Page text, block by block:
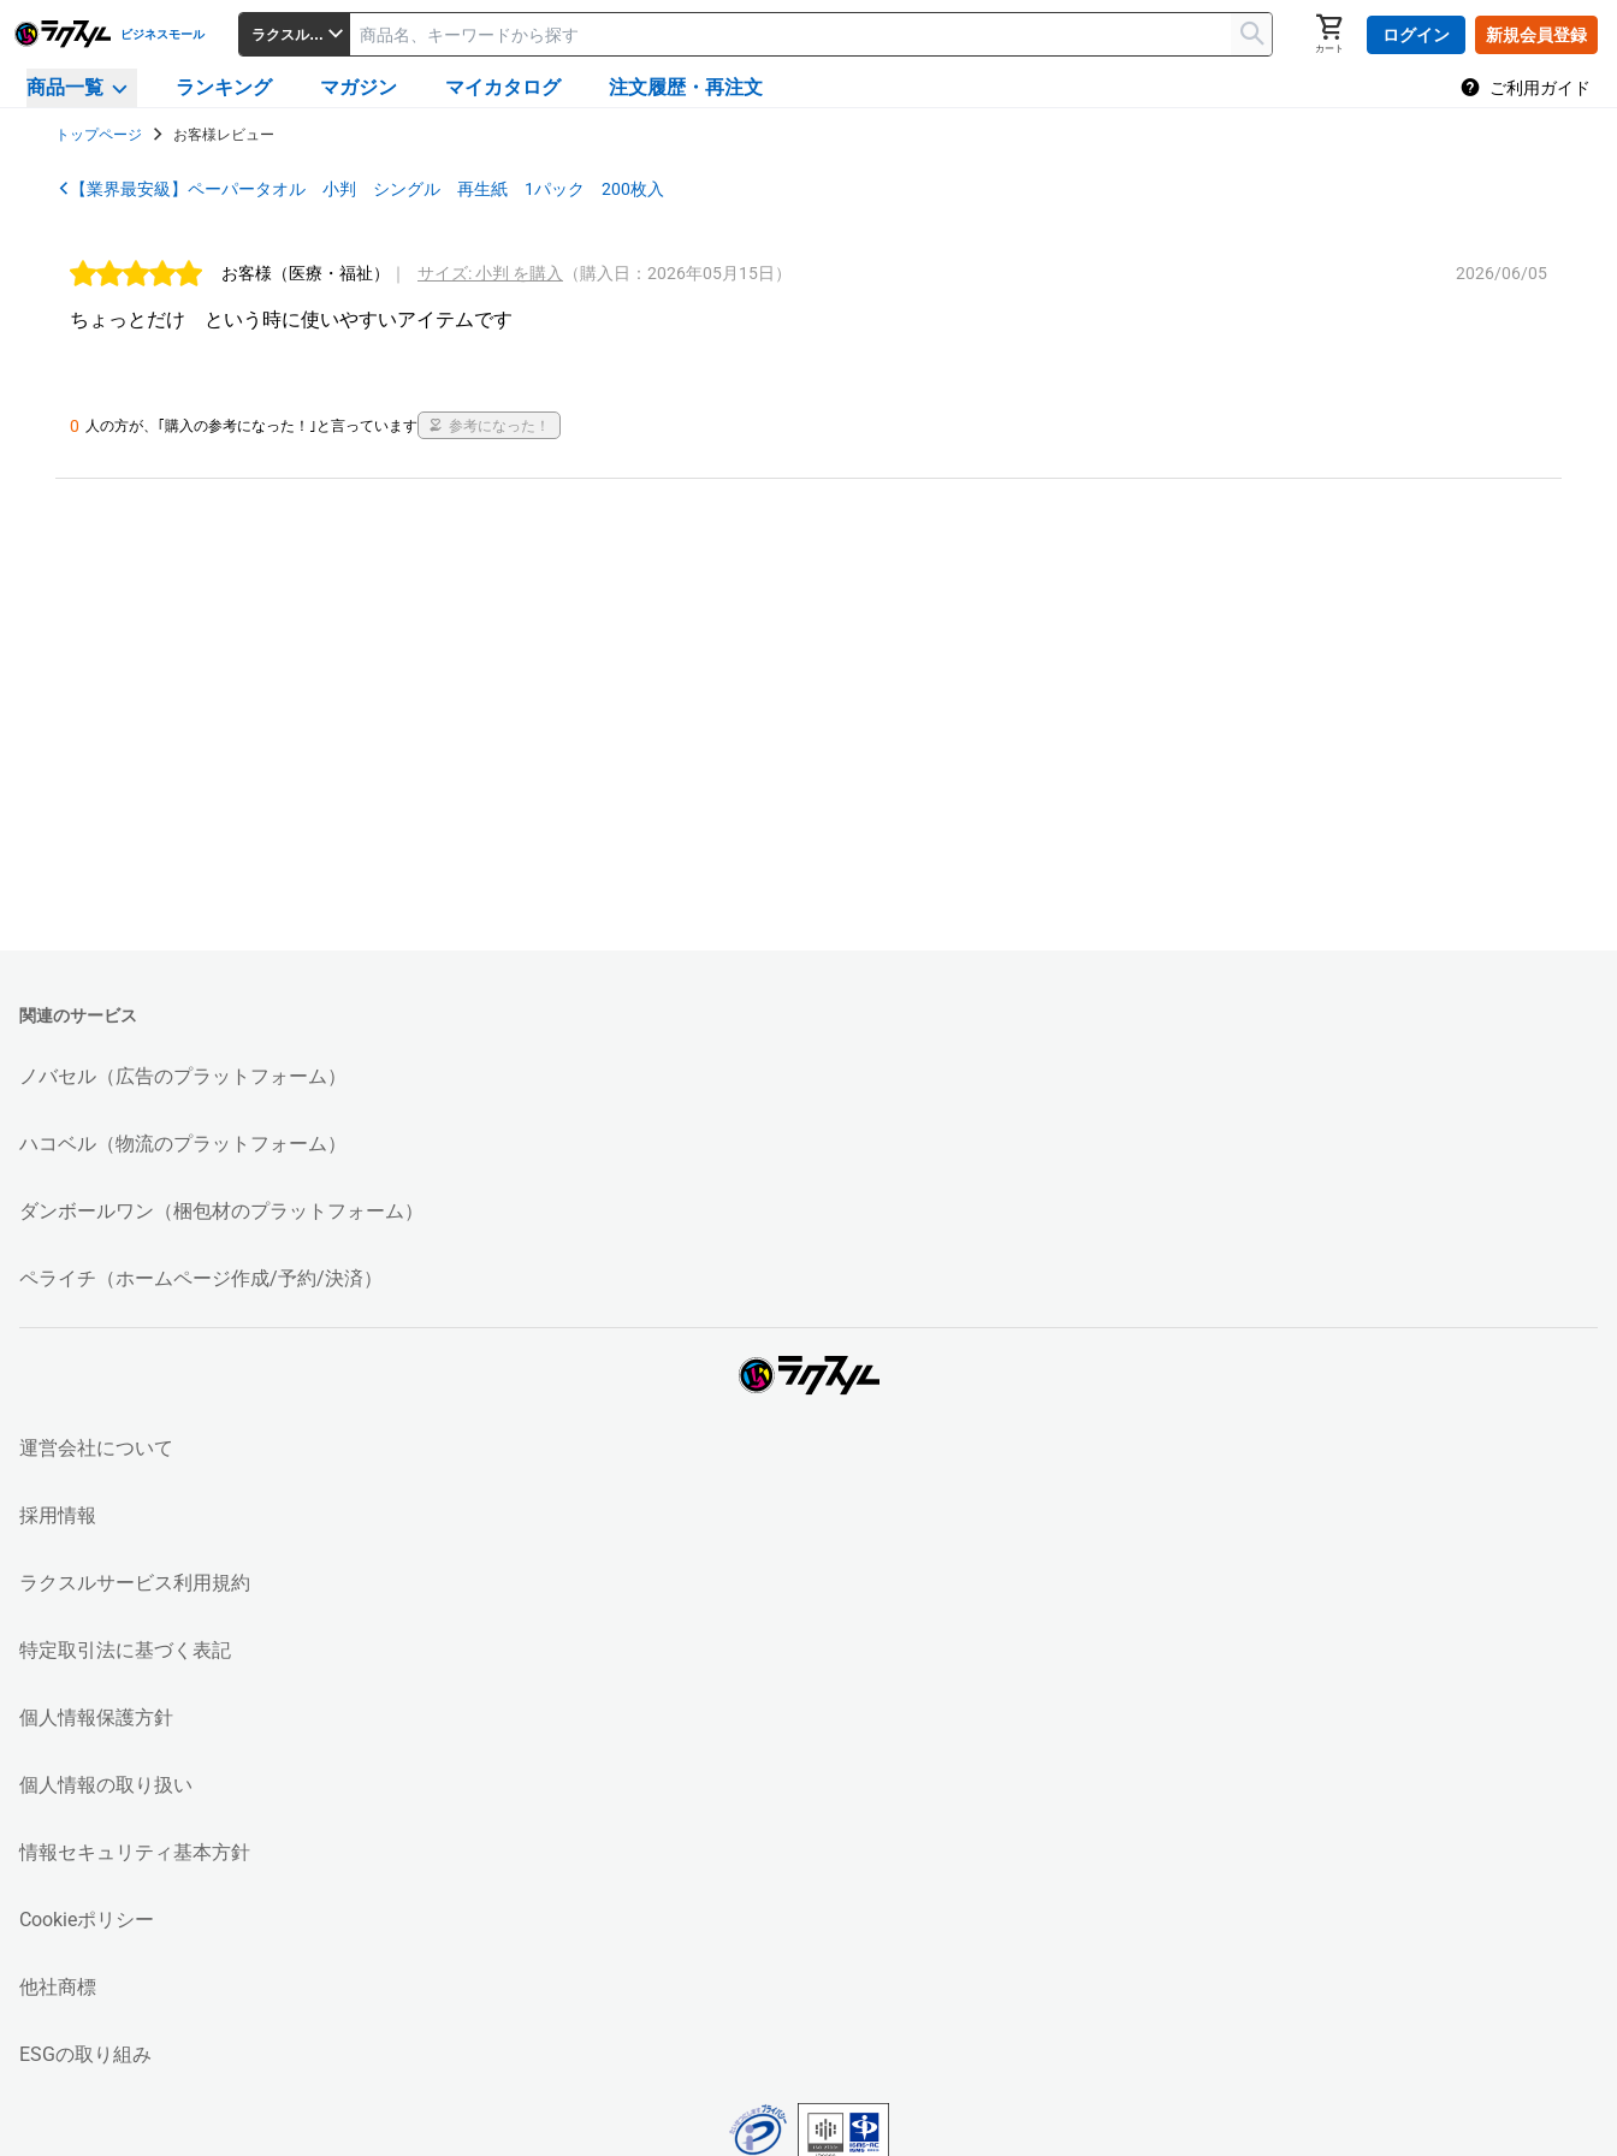
ビジネスモール ラクスルビジネスモール
カート
ログイン 新規会員登録
商品一覧 ランキング マガジン マイカタログ 注文履歴・再注文 ご利用ガイド
トップページ お客様レビュー
【業界最安級】ペーパータオル 小判 シングル 再生紙 1パック 200枚入
お客様 （医療・福祉） サイズ: 小判 を購入 （購入日：2026年05月15日） 2026/06/05
ちょっとだけ　という時に使いやすいアイテムです
0 人の方が、｢購入の参考になった！｣と言っています 参考になった！
関連のサービス
ノバセル（広告のプラットフォーム）
ハコベル（物流のプラットフォーム）
ダンボールワン（梱包材のプラットフォーム）
ペライチ（ホームページ作成/予約/決済）
運営会社について
採用情報
ラクスルサービス利用規約
特定取引法に基づく表記
個人情報保護方針
個人情報の取り扱い
情報セキュリティ基本方針
Cookieポリシー
他社商標
ESGの取り組み